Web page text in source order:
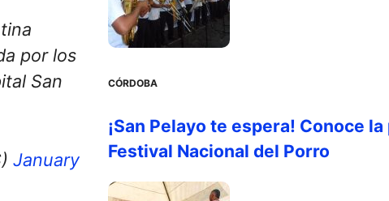
por los
San
January
CÓRDOBA
¡San Pelayo te espera! Conoce
Festival Nacional del Porro